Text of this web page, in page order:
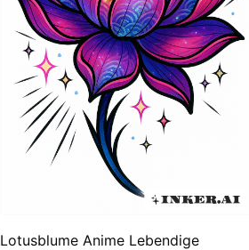
Lotusblume Anime Lebendige